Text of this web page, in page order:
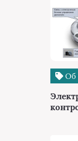
Об